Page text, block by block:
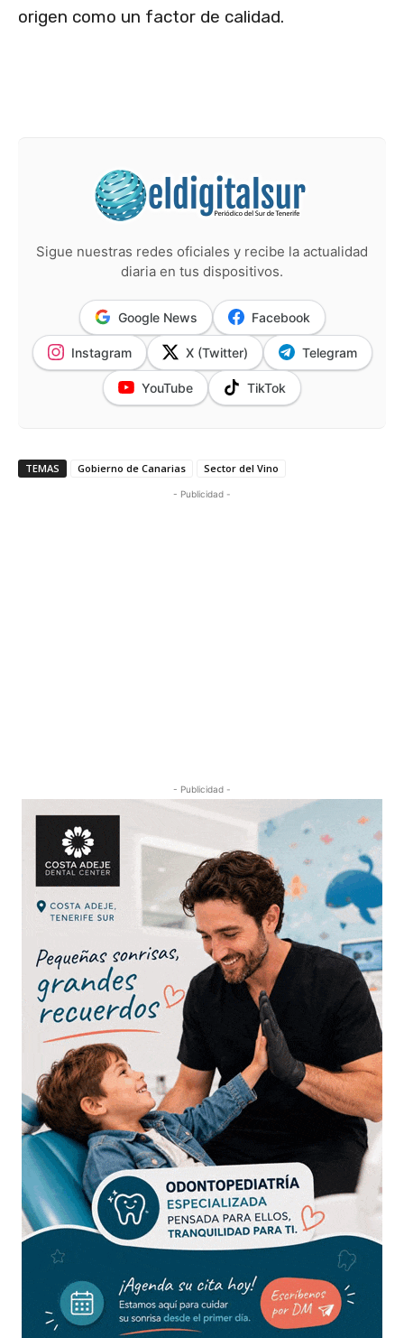
origen como un factor de calidad.
Sigue nuestras redes oficiales y recibe la actualidad
diaria en tus dispositivos.
Google News Facebook
Instagram X (Twitter) Telegram
YouTube TikTok
TEMAS Gobierno de Canarias Sector del Vino
- Publicidad -
- Publicidad -